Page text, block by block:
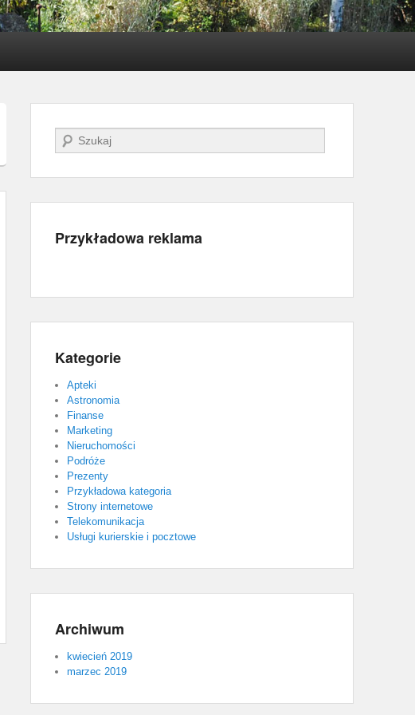
Szukaj
Przykładowa reklama
Kategorie
Apteki
Astronomia
Finanse
Marketing
Nieruchomości
Podróże
Prezenty
Przykładowa kategoria
Strony internetowe
Telekomunikacja
Usługi kurierskie i pocztowe
Archiwum
kwiecień 2019
marzec 2019